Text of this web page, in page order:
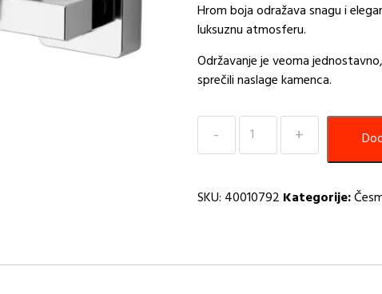
Hrom boja odražava snagu i
luksuznu atmosferu.
Održavanje je veoma
sprečili naslage kamenca.
Baterija
-
SKU: 40010792 Kategorije: